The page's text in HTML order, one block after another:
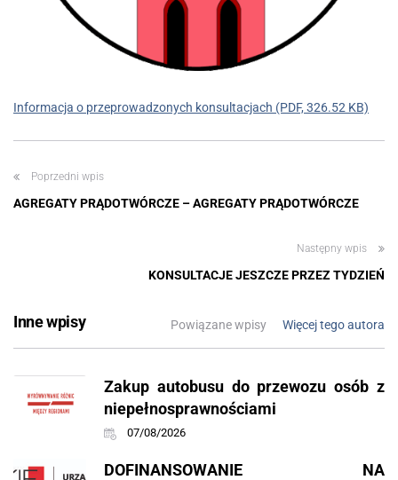
Informacja o przeprowadzonych konsultacjach (PDF, 326.52 KB)
Poprzedni wpis
AGREGATY PRĄDOTWÓRCZE – AGREGATY PRĄDOTWÓRCZE
Następny wpis
KONSULTACJE JESZCZE PRZEZ TYDZIEŃ
Inne wpisy Powiązane wpisy Więcej tego autora
Zakup autobusu do przewozu osób z
niepełnosprawnościami
07/08/2026
DOFINANSOWANIE NA